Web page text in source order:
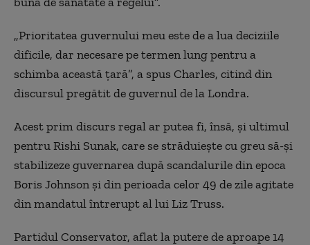
„Prioritatea guvernului meu este de a lua deciziile
dificile, dar necesare pe termen lung pentru a
schimba această ţară”, a spus Charles, citind din
discursul pregătit de guvernul de la Londra.
Acest prim discurs regal ar putea fi, însă, şi ultimul
pentru Rishi Sunak, care se străduiește cu greu să-și
stabilizeze guvernarea după scandalurile din epoca
Boris Johnson şi din perioada celor 49 de zile agitate
din mandatul întrerupt al lui Liz Truss.
Partidul Conservator, aflat la putere de aproape 14